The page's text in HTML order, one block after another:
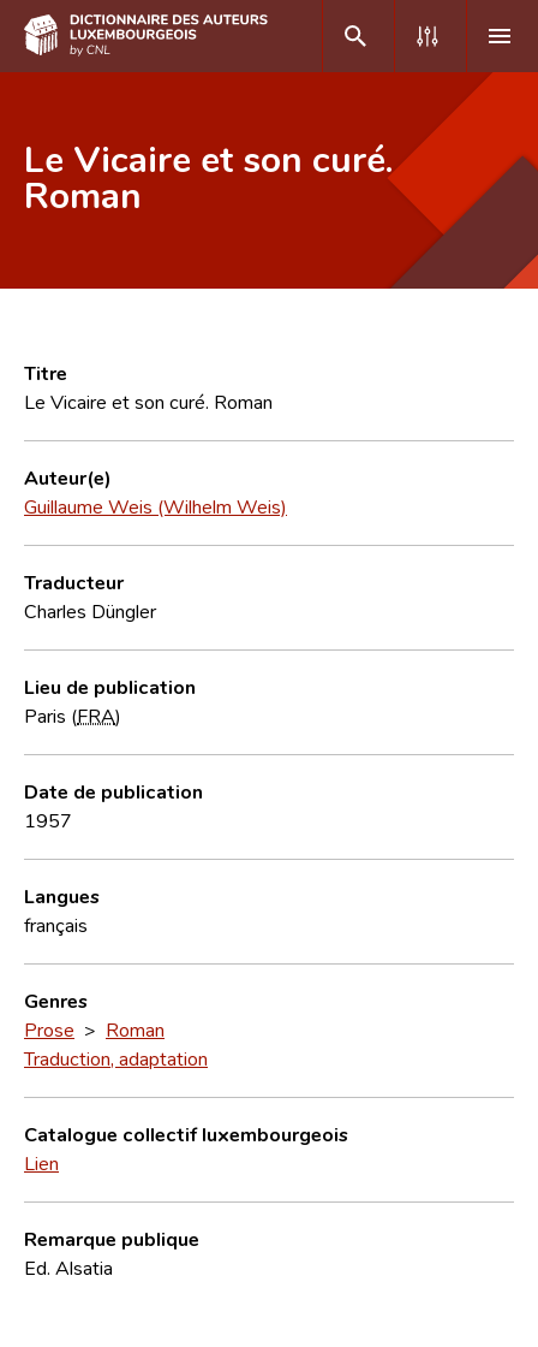
FR
Foire aux questions
CNL
Équipe scientifique
Contact
Le Vicaire et son curé.
Roman
Titre
Le Vicaire et son curé. Roman
Auteur(e)
Guillaume Weis (Wilhelm Weis)
Traducteur
Charles Düngler
Lieu de publication
Paris (FRA)
Date de publication
1957
Langues
français
Genres
Prose > Roman
Traduction, adaptation
Catalogue collectif luxembourgeois
Lien
Remarque publique
Ed. Alsatia